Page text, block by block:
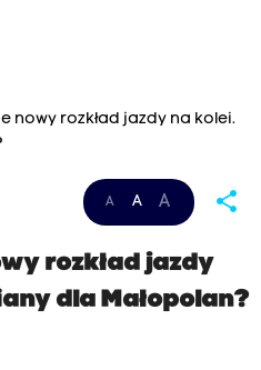
nowy rozkład jazdy na kolei.
A A A share
rozkład jazdy
dla Małopolan?